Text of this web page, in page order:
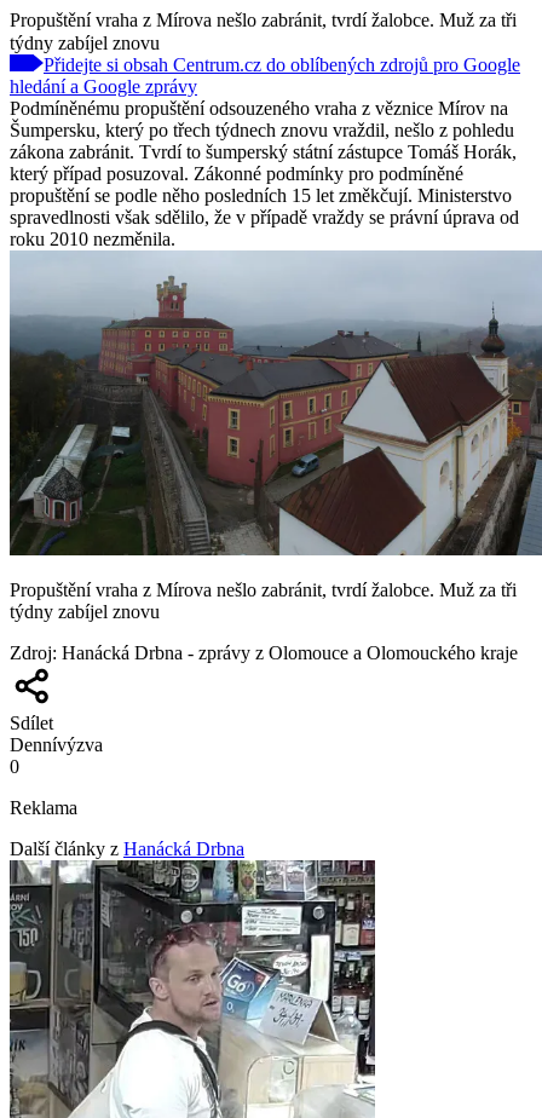
Propuštění vraha z Mírova nešlo zabránit, tvrdí žalobce. Muž za tři
týdny zabíjel znovu
Přidejte si obsah Centrum.cz do oblíbených zdrojů pro Google
hledání a Google zprávy
Podmíněnému propuštění odsouzeného vraha z věznice Mírov na
Šumpersku, který po třech týdnech znovu vraždil, nešlo z pohledu
zákona zabránit. Tvrdí to šumperský státní zástupce Tomáš Horák,
který případ posuzoval. Zákonné podmínky pro podmíněné
propuštění se podle něho posledních 15 let změkčují. Ministerstvo
spravedlnosti však sdělilo, že v případě vraždy se právní úprava od
roku 2010 nezměnila.
Propuštění vraha z Mírova nešlo zabránit, tvrdí žalobce. Muž za tři
týdny zabíjel znovu
Zdroj: Hanácká Drbna - zprávy z Olomouce a Olomouckého kraje
Sdílet
Dennívýzva
0
Reklama
Další články z Hanácká Drbna